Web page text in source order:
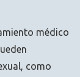
médico
como